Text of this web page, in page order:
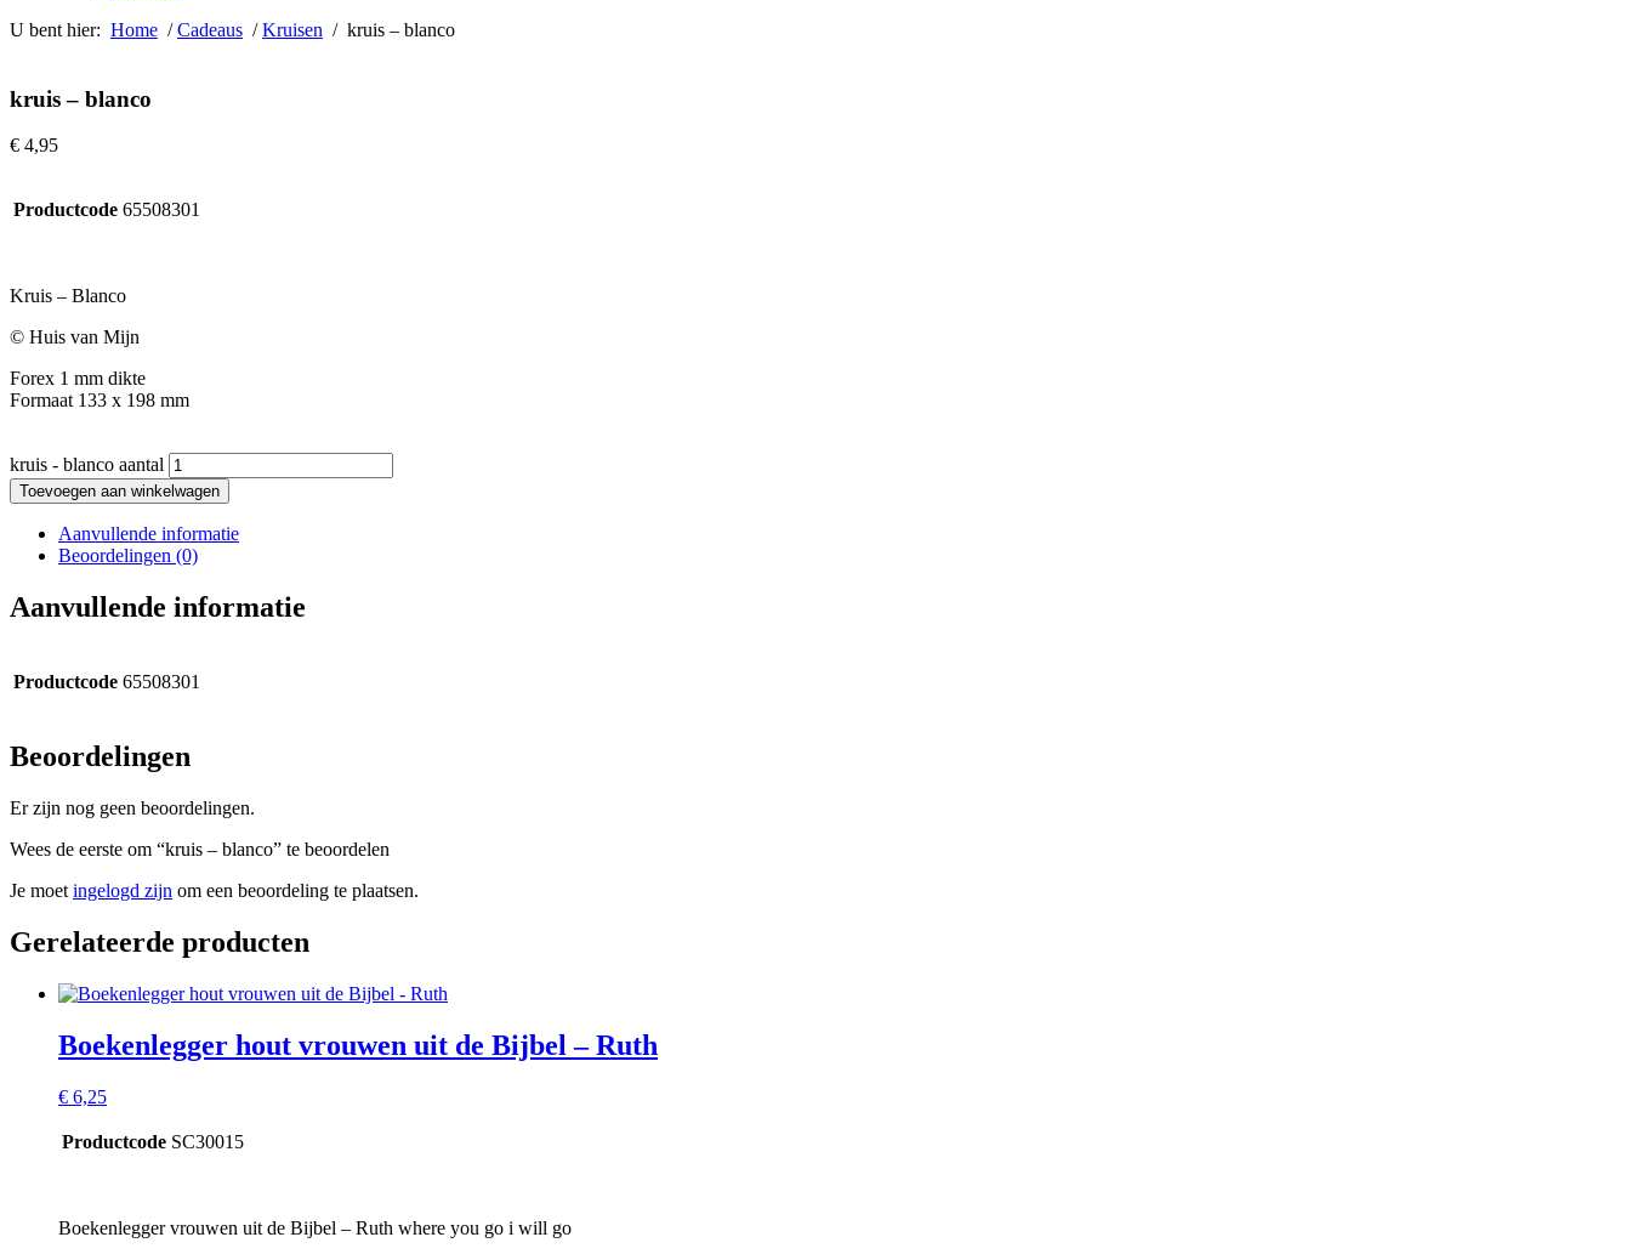
U bent hier: Home /Cadeaus /Kruisen / kruis – blanco
kruis – blanco
€ 4,95
Productcode 65508301
Kruis – Blanco
© Huis van Mijn
Forex 1 mm dikte
Formaat 133 x 198 mm
kruis - blanco aantal
Toevoegen aan winkelwagen
Aanvullende informatie
Beoordelingen (0)
Aanvullende informatie
Productcode 65508301
Beoordelingen
Er zijn nog geen beoordelingen.
Wees de eerste om “kruis – blanco” te beoordelen
Je moet ingelogd zijn om een beoordeling te plaatsen.
Gerelateerde producten
Boekenlegger hout vrouwen uit de Bijbel – Ruth
€ 6,25
Productcode SC30015
Boekenlegger vrouwen uit de Bijbel – Ruth where you go i will go